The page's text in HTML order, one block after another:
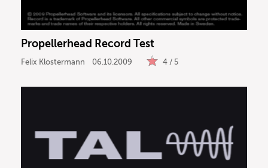
Propellerhead Record Test
Felix Klostermann 06.10.2009 4 / 5